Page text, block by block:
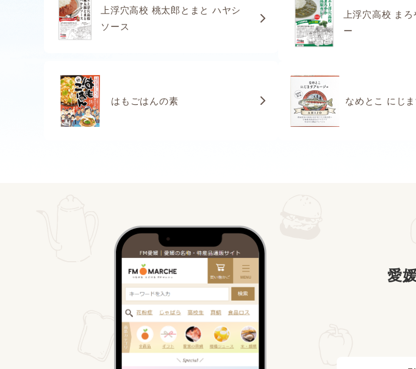
上浮穴高校 桃太郎とまと ハヤシ
ソース
上浮穴高校 ま
ー
はもごはんの素 なめとこ にじ
愛